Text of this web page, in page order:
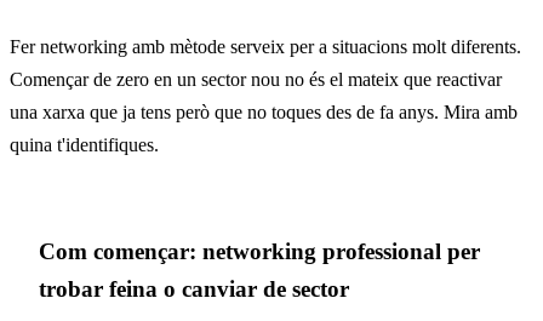
Fer networking amb mètode serveix per a situacions molt diferents.
Començar de zero en un sector nou no és el mateix que reactivar
una xarxa que ja tens però que no toques des de fa anys. Mira amb
quina t'identifiques.
Com començar: networking professional per
trobar feina o canviar de sector